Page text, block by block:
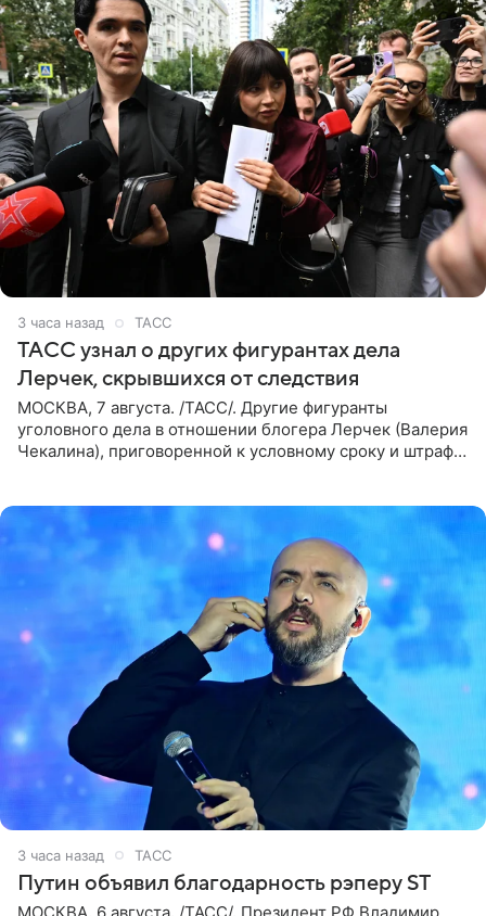
3 часа назад ТАСС
ТАСС узнал о других фигурантах дела
Лерчек, скрывшихся от следствия
МОСКВА, 7 августа. /ТАСС/. Другие фигуранты
уголовного дела в отношении блогера Лерчек (Валерия
Чекалина), приговоренной к условному сроку и штрафу,
3 часа назад ТАСС
Путин объявил благодарность рэперу ST